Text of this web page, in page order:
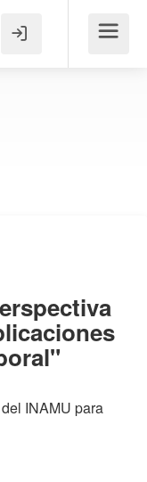
Menú
INAMU para